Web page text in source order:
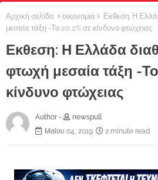
Αρχική σελίδα οικονομια
Εκθεση: Η
μεσαία τάξη -Το 20,2% σε κίνδυνο φτώχειας
Εκθεση: Η Ελλάδα
φτωχή μεσαία τάξη -
κίνδυνο φτώχειας
Author -
newspull
Μαΐου 04, 2019
2 minute read